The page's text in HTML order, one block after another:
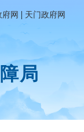
网 | 天门政府网
局